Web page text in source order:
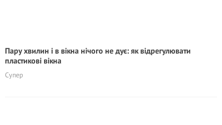
Пару хвилин і в вікна нічого не дує: як відрегулювати
пластикові вікна
Супер